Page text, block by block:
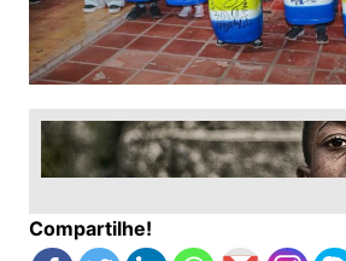
Compartilhe!